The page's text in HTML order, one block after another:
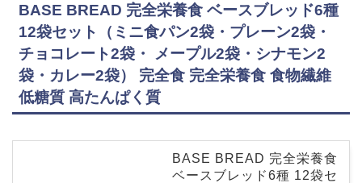
BASE BREAD 完全栄養食 ベースブレッド6種
12袋セット（ミニ食パン2袋・プレーン2袋・
チョコレート2袋・ メープル2袋・シナモン2
袋・カレー2袋） 完全食 完全栄養食 食物繊維
低糖質 高たんぱく質
BASE BREAD 完全栄養食
ベースブレッド6種 12袋セ